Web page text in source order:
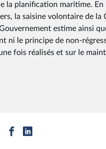
la planification maritime. En
la saisine volontaire de la
estime ainsi
ni le principe de non-
fois réalisés et sur le